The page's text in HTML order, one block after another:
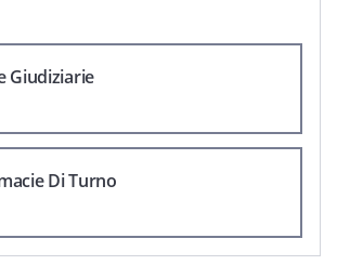
Giudiziarie
Di Turno